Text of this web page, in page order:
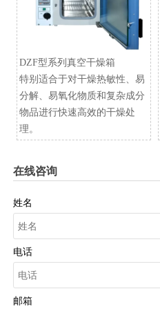
DZF型系列真空干燥箱
特别适合于对干燥热敏性、易
分解、易氧化物质和复杂成分
物品进行快速高效的干燥处
理。
在线咨询
姓名
电话
邮箱